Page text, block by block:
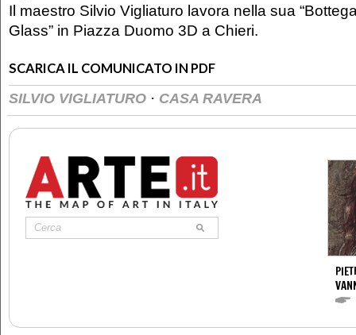
Il maestro Silvio Vigliaturo lavora nella sua
Glass” in Piazza Duomo 3D a Chieri.
SCARICA IL COMUNICATO IN PDF
SILVIO VIGLIATURO · CASA RAVERA